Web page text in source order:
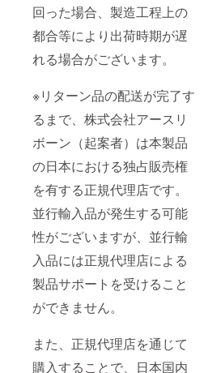
回った場合、製造工程上の
都合等により出荷時期が遅
れる場合がございます。
※リターン品の配送が完了す
るまで、株式会社アースリ
ボーン（起案者）は本製品
の日本における独占販売権
を有する正規代理店です。
並行輸入品が発生する可能
性がございますが、並行輸
入品には正規代理店による
製品サポートを受けること
ができません。
また、正規代理店を通じて
購入することで、日本国内